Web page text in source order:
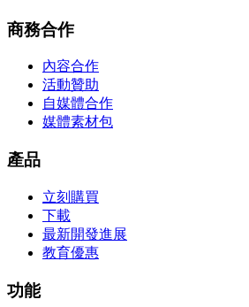
商務合作
內容合作
活動贊助
自媒體合作
媒體素材包
產品
立刻購買
下載
最新開發進展
教育優惠
功能